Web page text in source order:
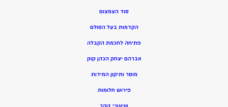
סוד הצמצום
הקדמות בעל הסולם
פתיחה לחכמת הקבלה
אברהם יצחק הכהן קוק
מוסר ותיקון המידות
פירוש חלומות